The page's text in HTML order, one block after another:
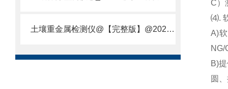
土壤重金属检测仪@【完整版】@2021专业土壤重金属快速检测仪器仪表
C）
⑷.
A)
NG/
B)
圆